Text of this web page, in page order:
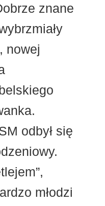
znane
nowej
odbył się
młodzi